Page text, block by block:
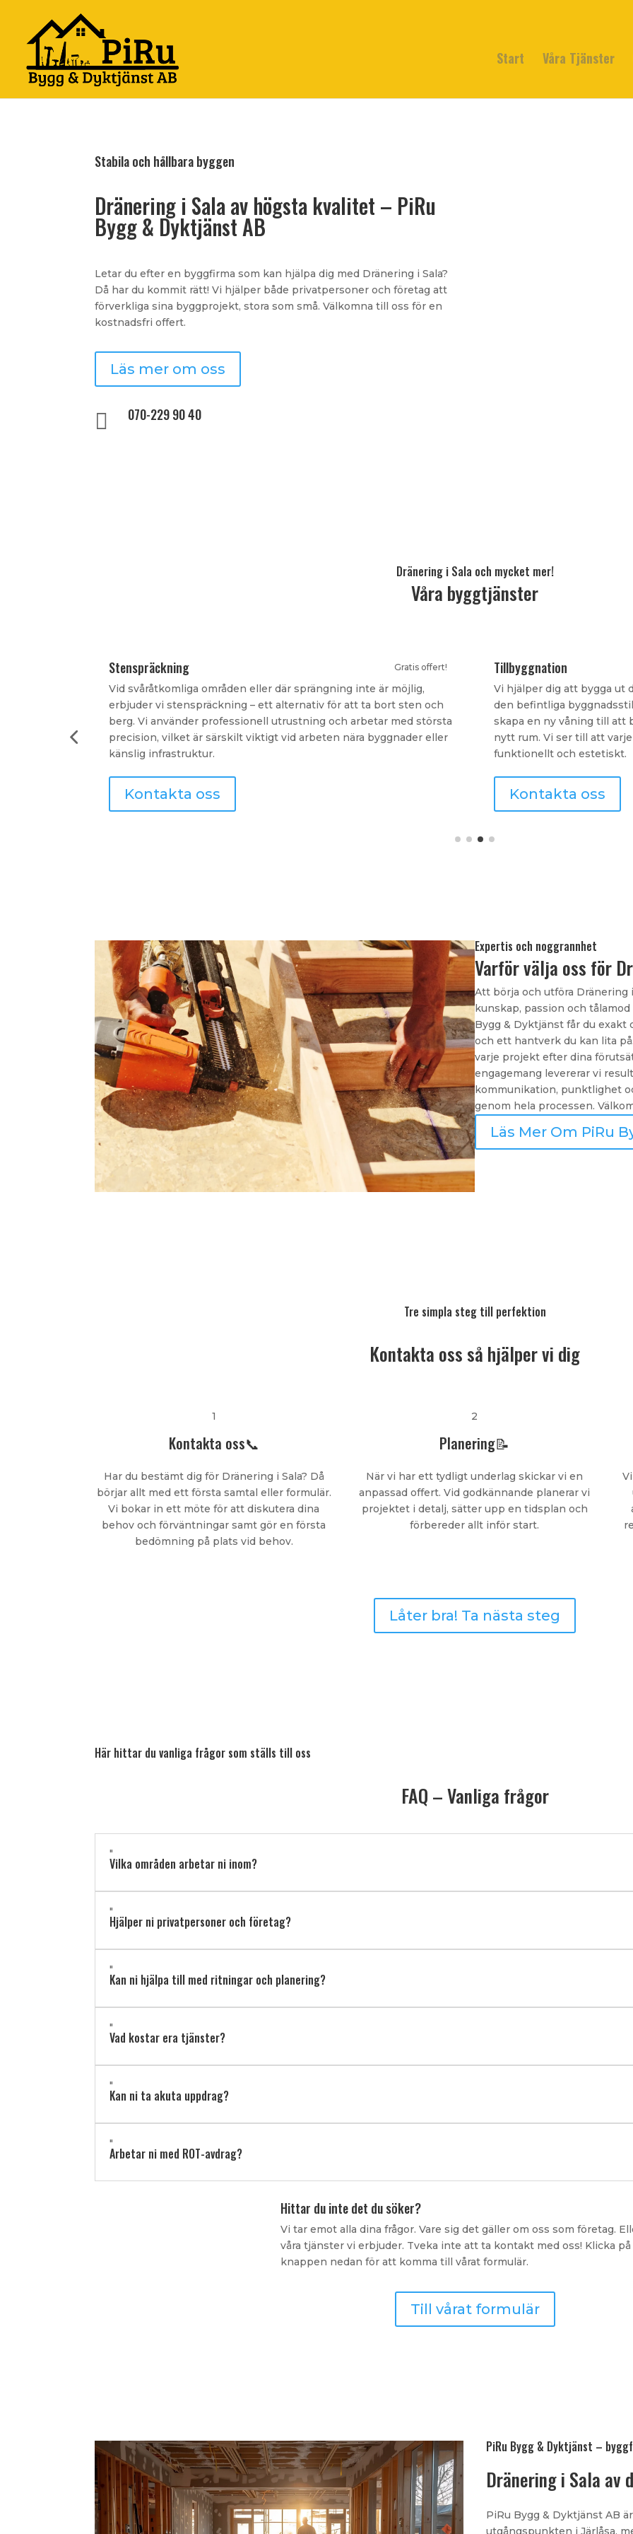
Start Våra Tjänster
Stabila och hållbara byggen
Dränering i Sala av högsta kvalitet – PiRu
Bygg & Dyktjänst AB
Letar du efter en byggfirma som kan hjälpa dig med Dränering i Sala?
Då har du kommit rätt! Vi hjälper både privatpersoner och företag att
förverkliga sina byggprojekt, stora som små. Välkomna till oss för en
kostnadsfri offert.
Läs mer om oss
 070-229 90 40
Dränering i Sala och mycket mer!
Våra byggtjänster
Gratis offert!
Tillbyggnation
Vi hjälper dig att bygga ut din fastighet på ett sätt som smälter in i
den befintliga byggnadsstilen. Tillbyggnad kan innebära allt från att
skapa en ny våning till att bygga ut med ett garage, uterum eller ett
nytt rum. Vi ser till att varje detalj håller hög standard – både
funktionellt och estetiskt.
Kontakta oss
Ombyggnation
Vår tjänst för
optimera och förbättra
kommersiella lokaler. Vi
processen, från idé till
Kontakta oss
Expertis och noggrannhet
Varför välja oss för
Att börja och utföra Dränering
kunskap, passion och
Bygg & Dyktjänst får du
och ett hantverk du kan lita
varje projekt efter dina
engagemang levererar vi
kommunikation, punktlighet
genom hela processen.
Läs Mer Om PiRu
Tre simpla steg till perfektion
Kontakta oss så hjälper vi dig
1
Kontakta oss📞
Har du bestämt dig för Dränering i Sala? Då
börjar allt med ett första samtal eller formulär.
Vi bokar in ett möte för att diskutera dina
behov och förväntningar samt gör en första
bedömning på plats vid behov.
2
Planering📝
När vi har ett tydligt underlag skickar vi en
anpassad offert. Vid godkännande planerar vi
projektet i detalj, sätter upp en tidsplan och
förbereder allt inför start.
Låter bra! Ta nästa steg
Här hittar du vanliga frågor som ställs till oss
FAQ – Vanliga frågor
"
Vilka områden arbetar ni inom?
"
Hjälper ni privatpersoner och företag?
"
Kan ni hjälpa till med ritningar och planering?
"
Vad kostar era tjänster?
"
Kan ni ta akuta uppdrag?
"
Arbetar ni med ROT-avdrag?
Hittar du inte det du söker?
Vi tar emot alla dina frågor. Vare sig det gäller om oss som företag.
våra tjänster vi erbjuder. Tveka inte att ta kontakt med oss! Klicka på
knappen nedan för att komma till vårat formulär.
Till vårat formulär
PiRu Bygg & Dyktjänst –
Dränering i Sala av
PiRu Bygg & Dyktjänst AB
utgångspunkten i Järlåsa,